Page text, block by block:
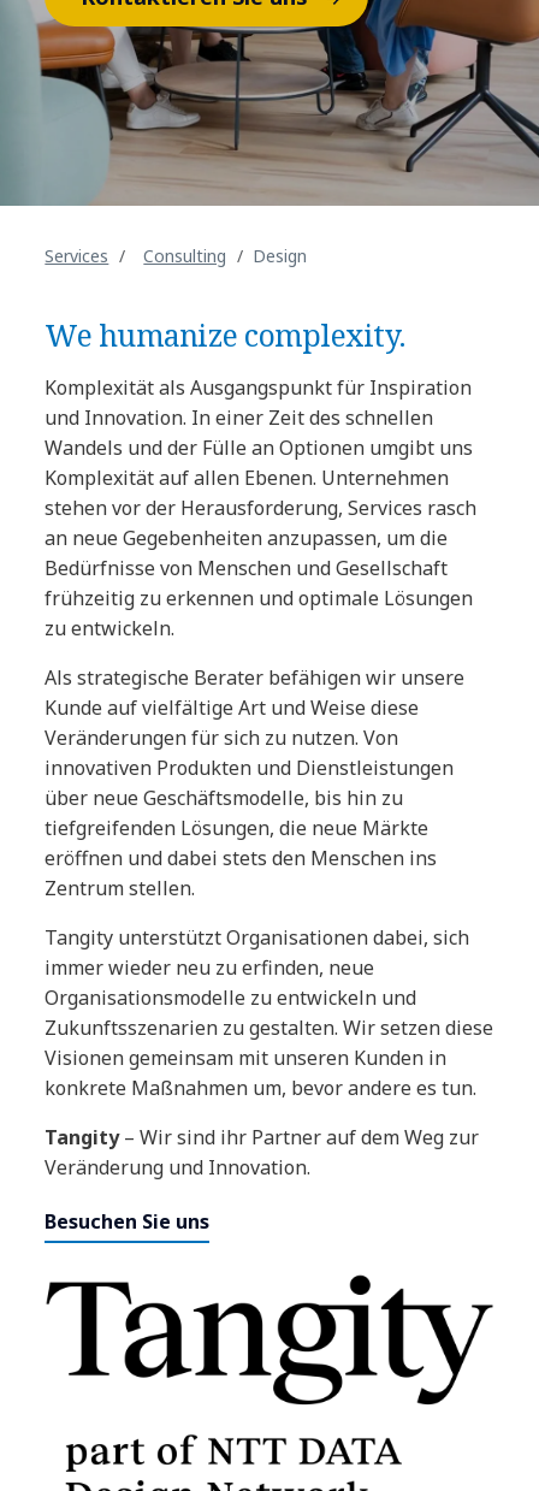
Services Consulting Design
We humanize complexity.
Komplexität als Ausgangspunkt für Inspiration
und Innovation. In einer Zeit des schnellen
Wandels und der Fülle an Optionen umgibt uns
Komplexität auf allen Ebenen. Unternehmen
stehen vor der Herausforderung, Services rasch
an neue Gegebenheiten anzupassen, um die
Bedürfnisse von Menschen und Gesellschaft
frühzeitig zu erkennen und optimale Lösungen
zu entwickeln.
Als strategische Berater befähigen wir unsere
Kunde auf vielfältige Art und Weise diese
Veränderungen für sich zu nutzen. Von
innovativen Produkten und Dienstleistungen
über neue Geschäftsmodelle, bis hin zu
tiefgreifenden Lösungen, die neue Märkte
eröffnen und dabei stets den Menschen ins
Zentrum stellen.
Tangity unterstützt Organisationen dabei, sich
immer wieder neu zu erfinden, neue
Organisationsmodelle zu entwickeln und
Zukunftsszenarien zu gestalten. Wir setzen diese
Visionen gemeinsam mit unseren Kunden in
konkrete Maßnahmen um, bevor andere es tun.
Tangity– Wir sind ihr Partner auf dem Weg zur
Veränderung und Innovation.
Besuchen Sie uns